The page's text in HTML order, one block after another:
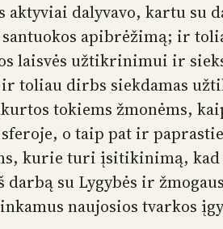
aktyviai dalyvavo, kartu su
apibrėžimą; ir
laisvės užtikrinimui ir
ir toliau dirbs siekdamas
tokiems žmonėms,
o taip pat ir
kurie turi įsitikinimą,
darbą su Lygybės ir
naujosios tvarkos